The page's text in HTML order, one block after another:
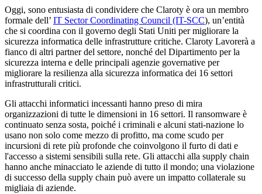
Oggi, sono entusiasta di condividere che Claroty è ora un membro
formale dell’ IT Sector Coordinating Council (IT-SCC), un’entità
che si coordina con il governo degli Stati Uniti per migliorare la
sicurezza informatica delle infrastrutture critiche. Claroty Lavorerà a
fianco di altri partner del settore, nonché del Dipartimento per la
sicurezza interna e delle principali agenzie governative per
migliorare la resilienza alla sicurezza informatica dei 16 settori
infrastrutturali critici.
Gli attacchi informatici incessanti hanno preso di mira
organizzazioni di tutte le dimensioni in 16 settori. Il ransomware è
continuato senza sosta, poiché i criminali e alcuni stati-nazione lo
usano non solo come mezzo di profitto, ma come scudo per
incursioni di rete più profonde che coinvolgono il furto di dati e
l'accesso a sistemi sensibili sulla rete. Gli attacchi alla supply chain
hanno anche minacciato le aziende di tutto il mondo; una violazione
di successo della supply chain può avere un impatto collaterale su
migliaia di aziende.